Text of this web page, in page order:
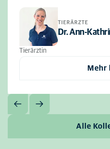
TIERÄRZTE
Dr. Ann-
Tierärztin
Mehr
Alle